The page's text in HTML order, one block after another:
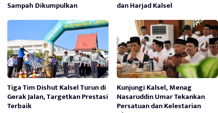
Sampah Dikumpulkan dan Harjad Kalsel
Tiga Tim Dishut Kalsel Turun di
Gerak Jalan, Targetkan Prestasi
Terbaik
Kunjungi Kalsel, Menag
Nasaruddin Umar Tekankan
Persatuan dan Kelestarian